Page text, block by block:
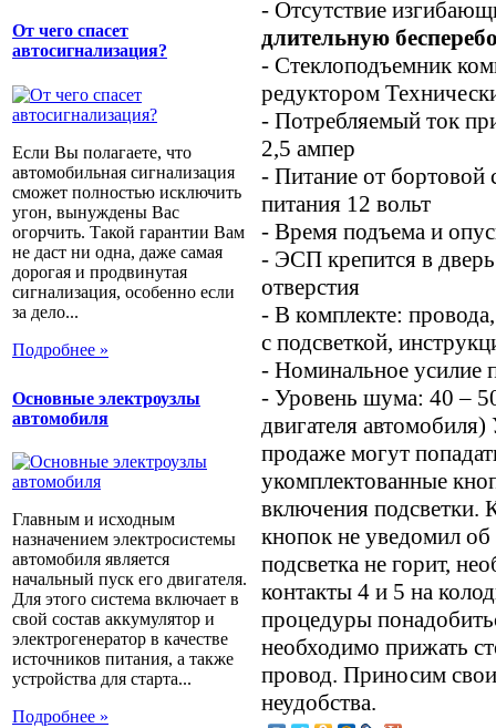
От чего спасет
автосигнализация?
Если Вы полагаете, что
автомобильная сигнализация
сможет полностью исключить
угон, вынуждены Вас
огорчить. Такой гарантии Вам
не даст ни одна, даже самая
дорогая и продвинутая
сигнализация, особенно если
за дело...
Подробнее »
Основные электроузлы
автомобиля
Главным и исходным
назначением электросистемы
автомобиля является
начальный пуск его двигателя.
Для этого система включает в
свой состав аккумулятор и
электрогенератор в качестве
источников питания, а также
устройства для старта...
Подробнее »
- Отсутствие
длительную
- Стеклоподъемник
редуктором
- Потребляемый ток
2,5 ампер
- Питание от бортовой
питания 12 вольт
- Время подъема и
- ЭСП крепится в
отверстия
- В комплекте:
с подсветкой,
- Номинальное усилие
- Уровень шума: 40 –
двигателя
продаже могут
укомплектованные
включения подсветки.
кнопок не уведомил
подсветка не горит,
контакты 4 и 5 на
процедуры
необходимо прижать
провод. Приносим
неудобства.